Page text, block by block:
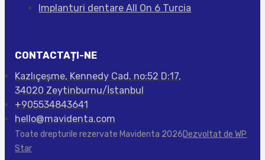
Implanturi dentare All On 6 Turcia
CONTACTAȚI-NE
Kazlıçeşme, Kennedy Cad. no:52 D:17,
34020 Zeytinburnu/İstanbul
+905534843641
hello@mavidenta.com
Toate drepturile rezervate Mavidenta 2026Dezvoltat de WP
Star